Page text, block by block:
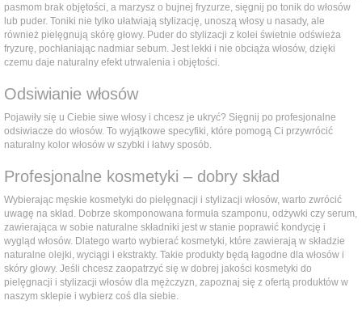
pasmom brak objętości, a marzysz o bujnej fryzurze, sięgnij po tonik do włosów
lub puder. Toniki nie tylko ułatwiają stylizację, unoszą włosy u nasady, ale
również pielęgnują skórę głowy. Puder do stylizacji z kolei świetnie odświeża
fryzurę, pochłaniając nadmiar sebum. Jest lekki i nie obciąża włosów, dzięki
czemu daje naturalny efekt utrwalenia i objętości.
Odsiwianie włosów
Pojawiły się u Ciebie siwe włosy i chcesz je ukryć? Sięgnij po profesjonalne
odsiwiacze do włosów. To wyjątkowe specyfiki, które pomogą Ci przywrócić
naturalny kolor włosów w szybki i łatwy sposób.
Profesjonalne kosmetyki – dobry skład
Wybierając męskie kosmetyki do pielęgnacji i stylizacji włosów, warto zwrócić
uwagę na skład. Dobrze skomponowana formuła szamponu, odżywki czy serum,
zawierająca w sobie naturalne składniki jest w stanie poprawić kondycję i
wygląd włosów. Dlatego warto wybierać kosmetyki, które zawierają w składzie
naturalne olejki, wyciągi i ekstrakty. Takie produkty będą łagodne dla włosów i
skóry głowy. Jeśli chcesz zaopatrzyć się w dobrej jakości kosmetyki do
pielęgnacji i stylizacji włosów dla mężczyzn, zapoznaj się z ofertą produktów w
naszym sklepie i wybierz coś dla siebie.